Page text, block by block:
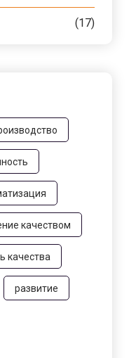
(17)
качеством
качества
развитие